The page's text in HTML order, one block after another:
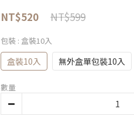
NT$599
NT$520
包裝 : 盒裝10入
盒裝10入 無外盒單包裝10入
數量